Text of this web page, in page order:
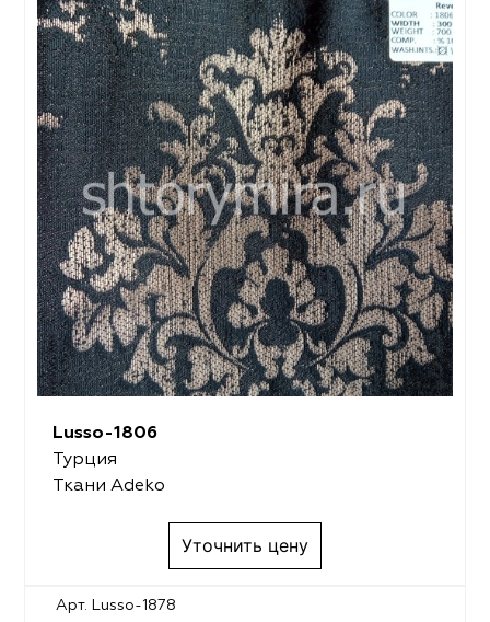
Lusso-1806
Турция
Ткани Adeko
Уточнить цену
Арт. Lusso-1878